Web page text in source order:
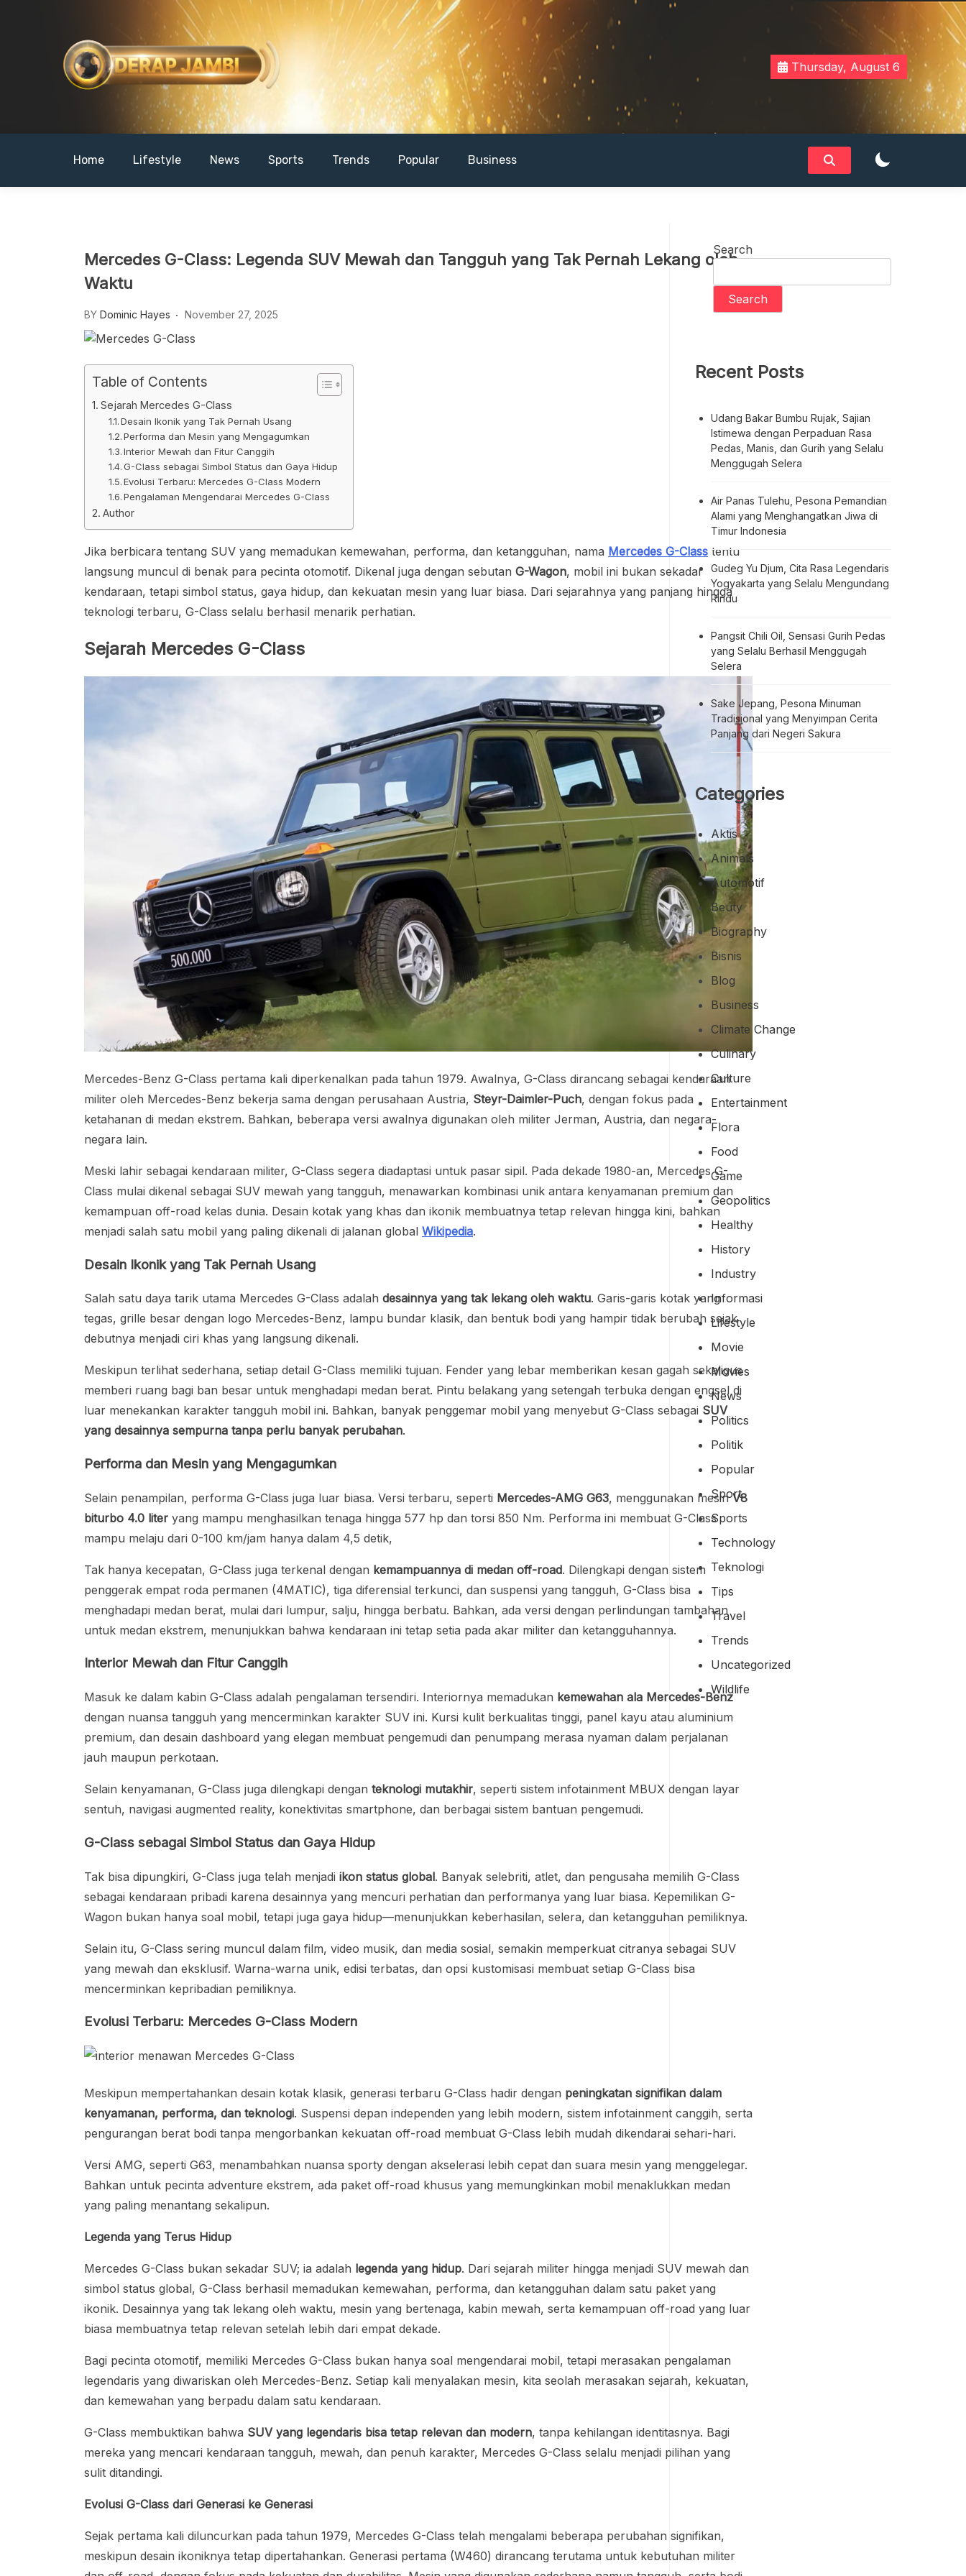
DERAPJAMBI
Thursday, August 6
Home Lifestyle News Sports Trends Popular Business
Mercedes G-Class: Legenda SUV Mewah dan Tangguh yang Tak Pernah Lekang oleh
Waktu
BY Dominic Hayes November 27, 2025
Table of Contents
Sejarah Mercedes G-Class
Desain Ikonik yang Tak Pernah Usang
Performa dan Mesin yang Mengagumkan
Interior Mewah dan Fitur Canggih
G-Class sebagai Simbol Status dan Gaya Hidup
Evolusi Terbaru: Mercedes G-Class Modern
Pengalaman Mengendarai Mercedes G-Class
Author
Jika berbicara tentang SUV yang memadukan kemewahan, performa, dan ketangguhan, nama Mercedes G-Class tentu
langsung muncul di benak para pecinta otomotif. Dikenal juga dengan sebutan G-Wagon, mobil ini bukan sekadar
kendaraan, tetapi simbol status, gaya hidup, dan kekuatan mesin yang luar biasa. Dari sejarahnya yang panjang hingga
teknologi terbaru, G-Class selalu berhasil menarik perhatian.
Sejarah Mercedes G-Class
Mercedes-Benz G-Class pertama kali diperkenalkan pada tahun 1979. Awalnya, G-Class dirancang sebagai kendaraan
militer oleh Mercedes-Benz bekerja sama dengan perusahaan Austria, Steyr-Daimler-Puch, dengan fokus pada
ketahanan di medan ekstrem. Bahkan, beberapa versi awalnya digunakan oleh militer Jerman, Austria, dan negara-
negara lain.
Meski lahir sebagai kendaraan militer, G-Class segera diadaptasi untuk pasar sipil. Pada dekade 1980-an, Mercedes G-
Class mulai dikenal sebagai SUV mewah yang tangguh, menawarkan kombinasi unik antara kenyamanan premium dan
kemampuan off-road kelas dunia. Desain kotak yang khas dan ikonik membuatnya tetap relevan hingga kini, bahkan
menjadi salah satu mobil yang paling dikenali di jalanan global Wikipedia.
Desain Ikonik yang Tak Pernah Usang
Salah satu daya tarik utama Mercedes G-Class adalah desainnya yang tak lekang oleh waktu. Garis-garis kotak yang
tegas, grille besar dengan logo Mercedes-Benz, lampu bundar klasik, dan bentuk bodi yang hampir tidak berubah sejak
debutnya menjadi ciri khas yang langsung dikenali.
Meskipun terlihat sederhana, setiap detail G-Class memiliki tujuan. Fender yang lebar memberikan kesan gagah sekaligus
memberi ruang bagi ban besar untuk menghadapi medan berat. Pintu belakang yang setengah terbuka dengan engsel di
luar menekankan karakter tangguh mobil ini. Bahkan, banyak penggemar mobil yang menyebut G-Class sebagai SUV
yang desainnya sempurna tanpa perlu banyak perubahan.
Performa dan Mesin yang Mengagumkan
Selain penampilan, performa G-Class juga luar biasa. Versi terbaru, seperti Mercedes-AMG G63, menggunakan mesinV8
biturbo 4.0 liter yang mampu menghasilkan tenaga hingga 577 hp dan torsi 850 Nm. Performa ini membuat G-Class
mampu melaju dari 0-100 km/jam hanya dalam 4,5 detik,
Tak hanya kecepatan, G-Class juga terkenal dengan kemampuannya di medan off-road. Dilengkapi dengan sistem
penggerak empat roda permanen (4MATIC), tiga diferensial terkunci, dan suspensi yang tangguh, G-Class bisa
menghadapi medan berat, mulai dari lumpur, salju, hingga berbatu. Bahkan, ada versi dengan perlindungan tambahan
untuk medan ekstrem, menunjukkan bahwa kendaraan ini tetap setia pada akar militer dan ketangguhannya.
Interior Mewah dan Fitur Canggih
Masuk ke dalam kabin G-Class adalah pengalaman tersendiri. Interiornya memadukan kemewahan ala Mercedes-Benz
dengan nuansa tangguh yang mencerminkan karakter SUV ini. Kursi kulit berkualitas tinggi, panel kayu atau aluminium
premium, dan desain dashboard yang elegan membuat pengemudi dan penumpang merasa nyaman dalam perjalanan
jauh maupun perkotaan.
Selain kenyamanan, G-Class juga dilengkapi dengan teknologi mutakhir, seperti sistem infotainment MBUX dengan layar
sentuh, navigasi augmented reality, konektivitas smartphone, dan berbagai sistem bantuan pengemudi.
G-Class sebagai Simbol Status dan Gaya Hidup
Tak bisa dipungkiri, G-Class juga telah menjadi ikon status global. Banyak selebriti, atlet, dan pengusaha memilih G-Class
sebagai kendaraan pribadi karena desainnya yang mencuri perhatian dan performanya yang luar biasa. Kepemilikan G-
Wagon bukan hanya soal mobil, tetapi juga gaya hidup—menunjukkan keberhasilan, selera, dan ketangguhan pemiliknya.
Selain itu, G-Class sering muncul dalam film, video musik, dan media sosial, semakin memperkuat citranya sebagai SUV
yang mewah dan eksklusif. Warna-warna unik, edisi terbatas, dan opsi kustomisasi membuat setiap G-Class bisa
mencerminkan kepribadian pemiliknya.
Evolusi Terbaru: Mercedes G-Class Modern
Meskipun mempertahankan desain kotak klasik, generasi terbaru G-Class hadir dengan peningkatan signifikan dalam
kenyamanan, performa, dan teknologi. Suspensi depan independen yang lebih modern, sistem infotainment canggih, serta
pengurangan berat bodi tanpa mengorbankan kekuatan off-road membuat G-Class lebih mudah dikendarai sehari-hari.
Versi AMG, seperti G63, menambahkan nuansa sporty dengan akselerasi lebih cepat dan suara mesin yang menggelegar.
Bahkan untuk pecinta adventure ekstrem, ada paket off-road khusus yang memungkinkan mobil menaklukkan medan
yang paling menantang sekalipun.
Legenda yang Terus Hidup
Mercedes G-Class bukan sekadar SUV; ia adalah legenda yang hidup. Dari sejarah militer hingga menjadi SUV mewah dan
simbol status global, G-Class berhasil memadukan kemewahan, performa, dan ketangguhan dalam satu paket yang
ikonik. Desainnya yang tak lekang oleh waktu, mesin yang bertenaga, kabin mewah, serta kemampuan off-road yang luar
biasa membuatnya tetap relevan setelah lebih dari empat dekade.
Bagi pecinta otomotif, memiliki Mercedes G-Class bukan hanya soal mengendarai mobil, tetapi merasakan pengalaman
legendaris yang diwariskan oleh Mercedes-Benz. Setiap kali menyalakan mesin, kita seolah merasakan sejarah, kekuatan,
dan kemewahan yang berpadu dalam satu kendaraan.
G-Class membuktikan bahwa SUV yang legendaris bisa tetap relevan dan modern, tanpa kehilangan identitasnya. Bagi
mereka yang mencari kendaraan tangguh, mewah, dan penuh karakter, Mercedes G-Class selalu menjadi pilihan yang
sulit ditandingi.
Evolusi G-Class dari Generasi ke Generasi
Sejak pertama kali diluncurkan pada tahun 1979, Mercedes G-Class telah mengalami beberapa perubahan signifikan,
meskipun desain ikoniknya tetap dipertahankan. Generasi pertama (W460) dirancang terutama untuk kebutuhan militer
Search
Search
Recent Posts
Udang Bakar Bumbu Rujak, Sajian
Istimewa dengan Perpaduan Rasa
Pedas, Manis, dan Gurih yang Selalu
Menggugah Selera
Air Panas Tulehu, Pesona Pemandian
Alami yang Menghangatkan Jiwa di
Timur Indonesia
Gudeg Yu Djum, Cita Rasa Legendaris
Yogyakarta yang Selalu Mengundang
Rindu
Pangsit Chili Oil, Sensasi Gurih Pedas
yang Selalu Berhasil Menggugah
Selera
Sake Jepang, Pesona Minuman
Tradisional yang Menyimpan Cerita
Panjang dari Negeri Sakura
Categories
Aktis
Animals
Automotif
Beuty
Biography
Bisnis
Blog
Business
Climate Change
Culinary
Culture
Entertainment
Flora
Food
Game
Geopolitics
Healthy
History
Industry
Informasi
Lifestyle
Movie
Movies
News
Politics
Politik
Popular
Sport
Sports
Technology
Teknologi
Tips
Travel
Trends
Uncategorized
Wildlife